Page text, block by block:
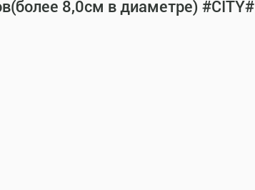
8,0см в диаметре) #CITY#